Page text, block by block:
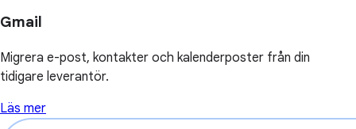
Gmail
Migrera e-post, kontakter och kalenderposter från din
tidigare leverantör.
Läs mer